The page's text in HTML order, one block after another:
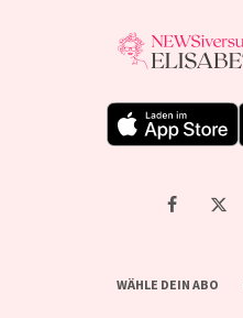
WÄHLE DEIN ABO